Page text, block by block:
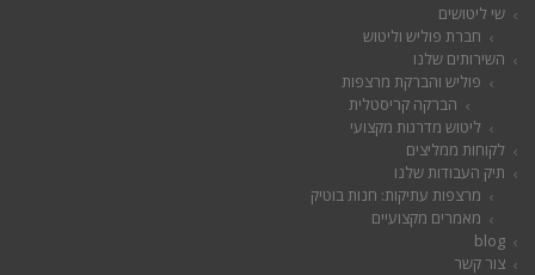
שי ליטושים
חברת פוליש וליטוש
השירותים שלנו
פוליש והברקת מרצפות
הברקה קריסטלית
ליטוש מדרגות מקצועי
לקוחות ממליצים
תיק העבודות שלנו
מרצפות עתיקות: חנות בוטיק
מאמרים מקצועיים
blog
צור קשר